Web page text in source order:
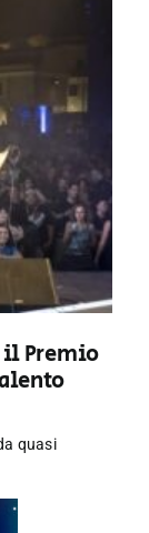
il Premio
quasi